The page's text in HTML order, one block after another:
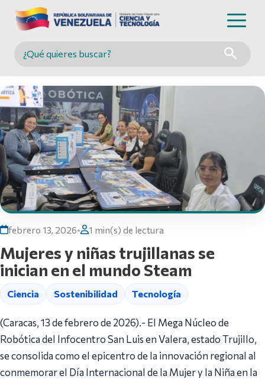
Buscar en MINCYT
febrero 13, 2026• 1 min(s) de lectura
Mujeres y niñas trujillanas se
inician en el mundo Steam
Ciencia Sostenibilidad Tecnología
(Caracas, 13 de febrero de 2026).- El Mega Núcleo de
Robótica del Infocentro San Luis en Valera, estado Trujillo,
se consolida como el epicentro de la innovación regional al
conmemorar el Día Internacional de la Mujer y la Niña en la